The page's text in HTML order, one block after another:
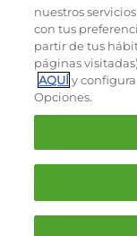
nuestros
con tus
partir de tus
páginas
AQUÍy
Opciones.